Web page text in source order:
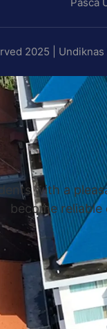
2025 |
with a
become